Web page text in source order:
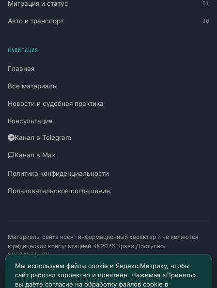
Миграция и статус 51
Авто и транспорт 30
НАВИГАЦИЯ
Главная
Все материалы
Новости и судебная практика
Консультация
Канал в Telegram
Канал в Max
Политика конфиденциальности
Пользовательское соглашение
Материалы сайта носят информационный характер и не являются
юридической консультацией. © 2026 Право Доступно.
SUDZAKON.RU
Оператор персональных данных: ООО «ЯЛАНЖИ И ПАРТНЕРЫ»
ИНН 9717182760 · ОГРН 1257700370641
129085, г. Москва, проезд Ольминского, д. 4, помещ. 8н
Мы используем файлы cookie и Яндекс.Метрику, чтобы
сайт работал корректно и понятнее. Нажимая «Принять»,
вы даёте согласие на обработку файлов cookie в